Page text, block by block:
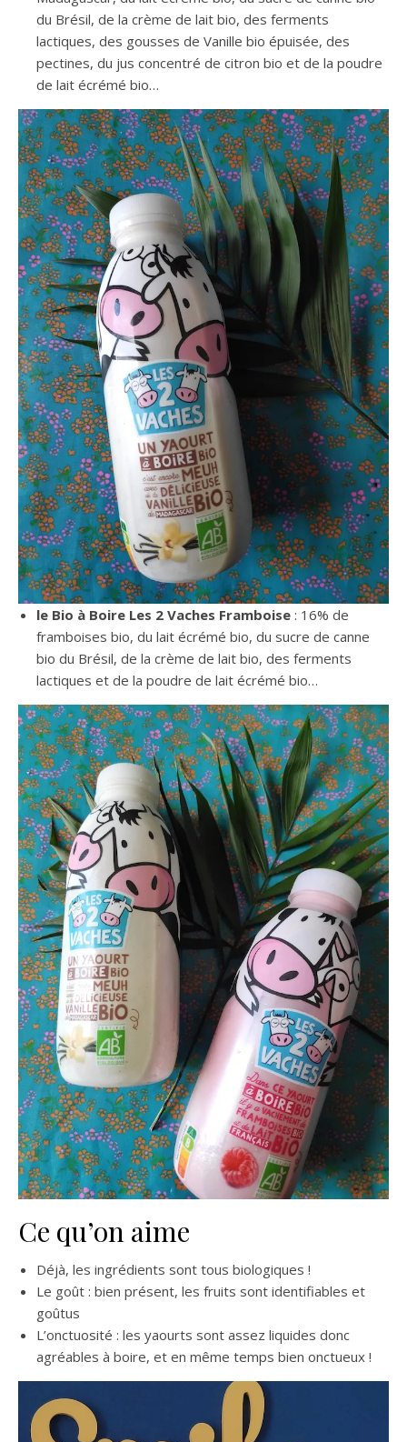
du Brésil, de la crème de lait bio, des ferments
lactiques, des gousses de Vanille bio épuisée, des
pectines, du jus concentré de citron bio et de la poudre
de lait écrémé bio…
le Bio à Boire Les 2 Vaches Framboise : 16% de
framboises bio, du lait écrémé bio, du sucre de canne
bio du Brésil, de la crème de lait bio, des ferments
lactiques et de la poudre de lait écrémé bio…
Ce qu’on aime
Déjà, les ingrédients sont tous biologiques !
Le goût : bien présent, les fruits sont identifiables et
goûtus
L’onctuosité : les yaourts sont assez liquides donc
agréables à boire, et en même temps bien onctueux !